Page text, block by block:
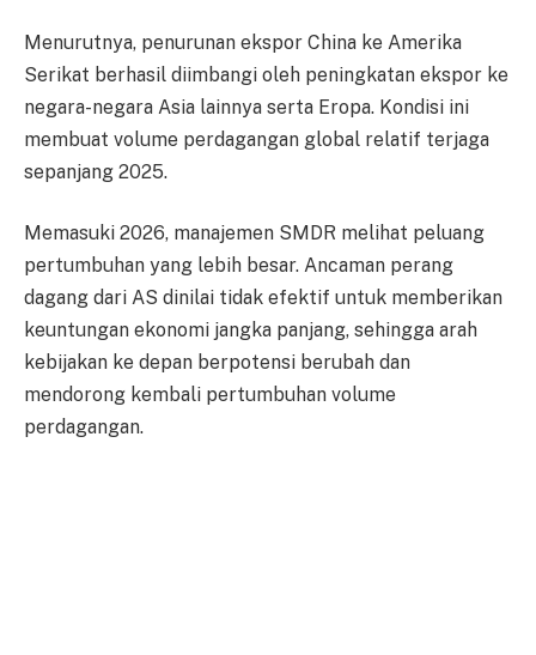
Menurutnya, penurunan ekspor China ke Amerika
Serikat berhasil diimbangi oleh peningkatan ekspor ke
negara-negara Asia lainnya serta Eropa. Kondisi ini
membuat volume perdagangan global relatif terjaga
sepanjang 2025.
Memasuki 2026, manajemen SMDR melihat peluang
pertumbuhan yang lebih besar. Ancaman perang
dagang dari AS dinilai tidak efektif untuk memberikan
keuntungan ekonomi jangka panjang, sehingga arah
kebijakan ke depan berpotensi berubah dan
mendorong kembali pertumbuhan volume
perdagangan.